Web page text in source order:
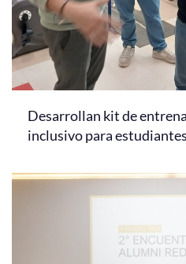
Desarrollan kit de
inclusivo para